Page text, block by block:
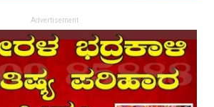
Advertisement